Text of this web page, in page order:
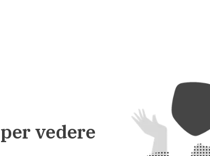
vedere